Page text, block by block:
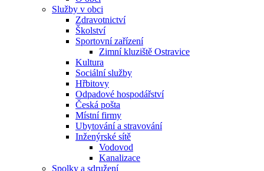
Služby v obci
Zdravotnictví
Školství
Sportovní zařízení
Zimní kluziště Ostravice
Kultura
Sociální služby
Hřbitovy
Odpadové hospodářství
Česká pošta
Místní firmy
Ubytování a stravování
Inženýrské sítě
Vodovod
Kanalizace
Spolky a sdružení